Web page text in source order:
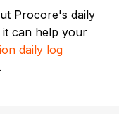
Procore's daily
it can help your
daily log
.